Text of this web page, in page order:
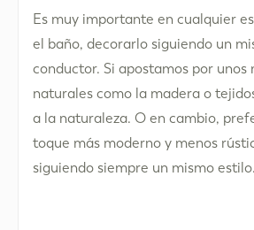
Es muy importante en cualquier
el baño, decorarlo siguiendo un
conductor. Si apostamos por unos
naturales como la madera o
a la naturaleza. O en cambio,
toque más moderno y menos
siguiendo siempre un mismo estilo.